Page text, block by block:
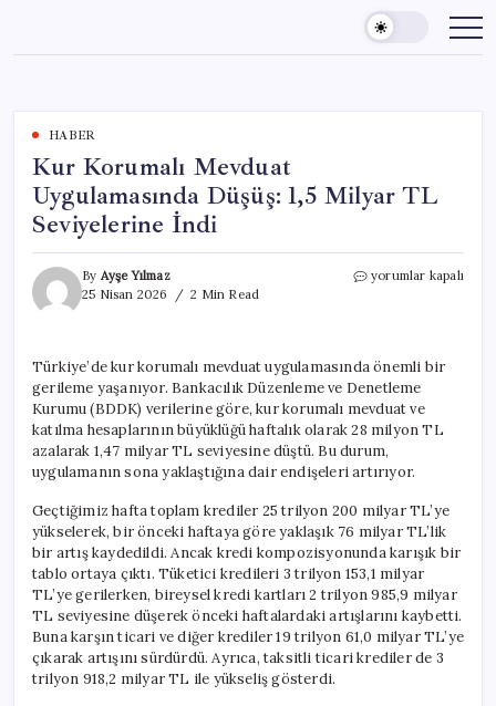
content
HABER
Kur Korumalı Mevduat
Uygulamasında Düşüş: 1,5 Milyar TL
Seviyelerine İndi
By Ayşe Yılmaz
25 Nisan 2026
2 Min Read
Kur
1,5
Milyar
TL
Seviyelerine
için
yorumlar kapalı
Türkiye’de kur korumalı mevduat uygulamasında önemli bir
gerileme yaşanıyor. Bankacılık Düzenleme ve Denetleme
Kurumu (BDDK) verilerine göre, kur korumalı mevduat ve
katılma hesaplarının büyüklüğü haftalık olarak 28 milyon TL
azalarak 1,47 milyar TL seviyesine düştü. Bu durum,
uygulamanın sona yaklaştığına dair endişeleri artırıyor.
Geçtiğimiz hafta toplam krediler 25 trilyon 200 milyar TL’ye
yükselerek, bir önceki haftaya göre yaklaşık 76 milyar TL’lik
bir artış kaydedildi. Ancak kredi kompozisyonunda karışık bir
tablo ortaya çıktı. Tüketici kredileri 3 trilyon 153,1 milyar
TL’ye gerilerken, bireysel kredi kartları 2 trilyon 985,9 milyar
TL seviyesine düşerek önceki haftalardaki artışlarını kaybetti.
Buna karşın ticari ve diğer krediler 19 trilyon 61,0 milyar TL’ye
çıkarak artışını sürdürdü. Ayrıca, taksitli ticari krediler de 3
trilyon 918,2 milyar TL ile yükseliş gösterdi.